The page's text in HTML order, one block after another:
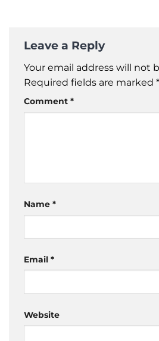
Leave a Reply
Your email address will not
Required fields are marked *
Comment *
Name *
Email *
Website